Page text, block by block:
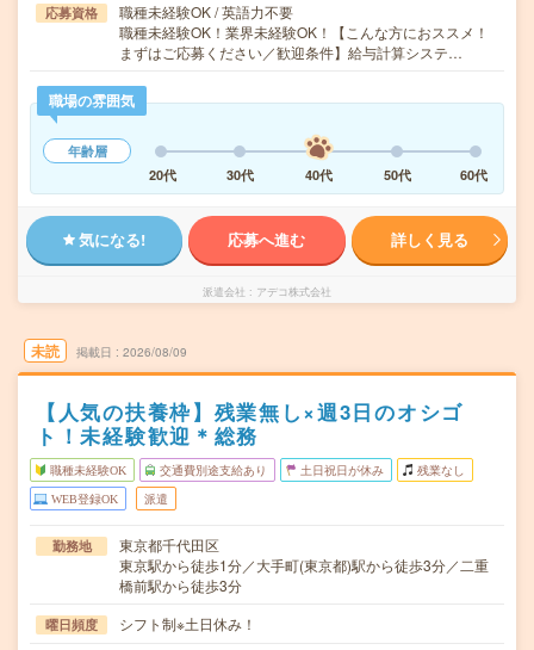
応募資格
職種未経験OK / 英語力不要
職種未経験OK！業界未経験OK！【こんな方におススメ！
まずはご応募ください／歓迎条件】給与計算システ…
職場の雰囲気
年齢層
20代
30代 40代 50代 60代
気になる! 応募へ進む 詳しく見る
派遣会社 アデコ株式会社
未読 掲載日 2026/08/09
【人気の扶養枠】残業無し×週3日のオシゴ
ト！未経験歓迎＊総務
職種未経験OK 交通費別途支給あり 土日祝日が休み 残業なし
WEB登録OK 派遣
勤務地
東京都千代田区
東京駅から徒歩1分／大手町(東京都)駅から徒歩3分／二重
橋前駅から徒歩3分
曜日頻度 シフト制※土日休み！